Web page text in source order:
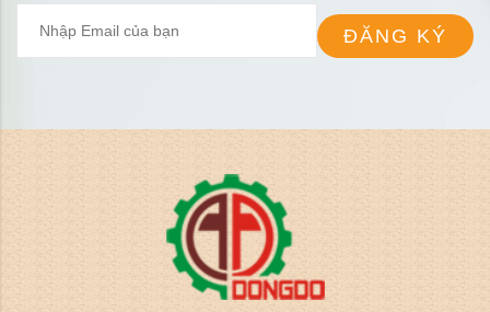
ĐĂNG KÝ